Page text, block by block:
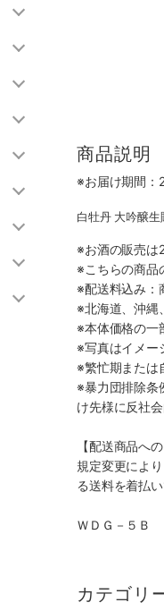
商品説明
※お届け期間
白牡丹 大吟醸
※お酒の販売は
※こちらの商品
※配送料込み：
※北海道、沖縄
※本体価格の一
※写真はイメー
※繁忙期または
※暴力団排除条
け先様に反社
【配送商品へ
規定変更によ
る送料を着払
ＷＤＧ－５Ｂ
カテゴリ